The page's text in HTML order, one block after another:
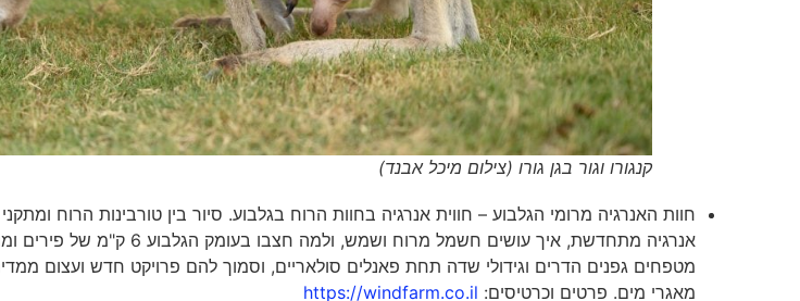
קנגורו וגור בגן גורו (צילום מיכל אבנד)
חוות האנרגיה מרומי הגלבוע – חווית אנרגיה בחוות הרוח בגלבוע. סיור בין טורבינות הרוח
אנרגיה מתחדשת, איך עושים חשמל מרוח
מטפחים גפנים הדרים וגידולי שדה תחת פאנלים סולאריים, וסמוך להם פרויקט חדש ועצום
מאגרי מים. פרטים וכרטיסים: https://windfarm.co.il